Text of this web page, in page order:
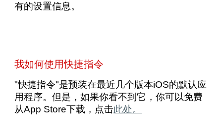
有的设置信息。
我如何使用快捷指令
"快捷指令"是预装在最近几个版本iOS的默认应
用程序。但是，如果你看不到它，你可以免费
从App Store下载，点击此处。